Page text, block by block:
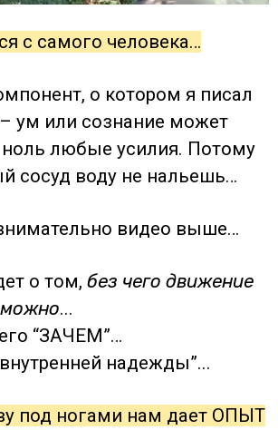
с самого человека…
о котором я писал
ум или сознание может
любые усилия. Потому
сосуд воду не нальешь…
видео выше…
о том, без чего движение
...
“ЗАЧЕМ”…
надежды”...
под ногами нам дает ОПЫТ